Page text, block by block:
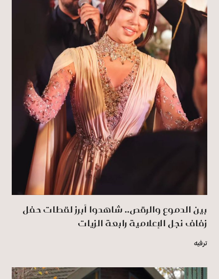
بين الدموع والرقص.. شاهدوا أبرز لقطات حفل
زفاف نجل الإعلامية رابعة الزيات
ترفيه